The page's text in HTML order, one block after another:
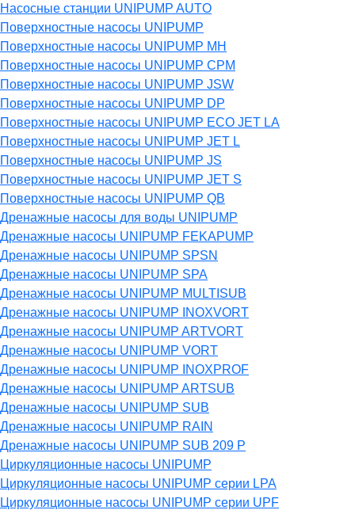
Насосные станции UNIPUMP AUTO
Поверхностные насосы UNIPUMP
Поверхностные насосы UNIPUMP MH
Поверхностные насосы UNIPUMP CPM
Поверхностные насосы UNIPUMP JSW
Поверхностные насосы UNIPUMP DP
Поверхностные насосы UNIPUMP ECO JET LA
Поверхностные насосы UNIPUMP JET L
Поверхностные насосы UNIPUMP JS
Поверхностные насосы UNIPUMP JET S
Поверхностные насосы UNIPUMP QB
Дренажные насосы для воды UNIPUMP
Дренажные насосы UNIPUMP FEKAPUMP
Дренажные насосы UNIPUMP SPSN
Дренажные насосы UNIPUMP SPA
Дренажные насосы UNIPUMP MULTISUB
Дренажные насосы UNIPUMP INOXVORT
Дренажные насосы UNIPUMP ARTVORT
Дренажные насосы UNIPUMP VORT
Дренажные насосы UNIPUMP INOXPROF
Дренажные насосы UNIPUMP ARTSUB
Дренажные насосы UNIPUMP SUB
Дренажные насосы UNIPUMP RAIN
Дренажные насосы UNIPUMP SUB 209 P
Циркуляционные насосы UNIPUMP
Циркуляционные насосы UNIPUMP серии LPA
Циркуляционные насосы UNIPUMP серии UPF